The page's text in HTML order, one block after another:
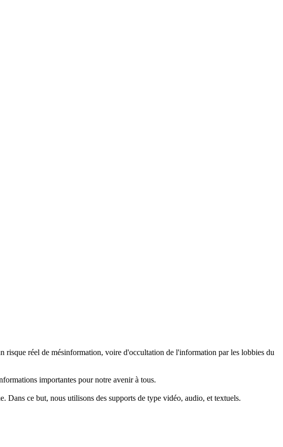
réel de mésinformation, voire d'occultation de l'information par les lobbies du
importantes pour notre avenir à tous.
Dans ce but, nous utilisons des supports de type vidéo, audio, et textuels.